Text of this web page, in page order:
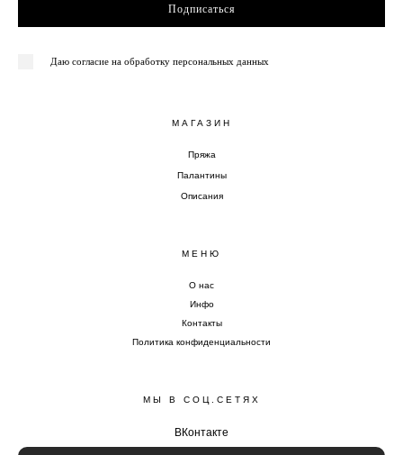
Подписаться
Даю согласие на обработку персональных данных
МАГАЗИН
Пряжа
Палантины
Описания
МЕНЮ
О нас
Инфо
Контакты
Политика конфиденциальности
МЫ В СОЦ.СЕТЯХ
ВКонтакте